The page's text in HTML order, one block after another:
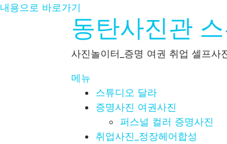
내용으로 바로가기
동탄사진관
사진놀이터_증명 여권 취업 셀프
메뉴
스튜디오 달라
증명사진 여권사진
퍼스널 컬러 증명사진
취업사진_정장헤어합성